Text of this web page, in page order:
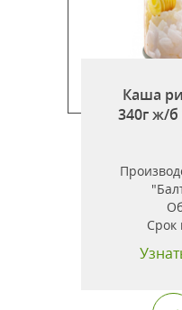
Каша
340г ж/
Срок